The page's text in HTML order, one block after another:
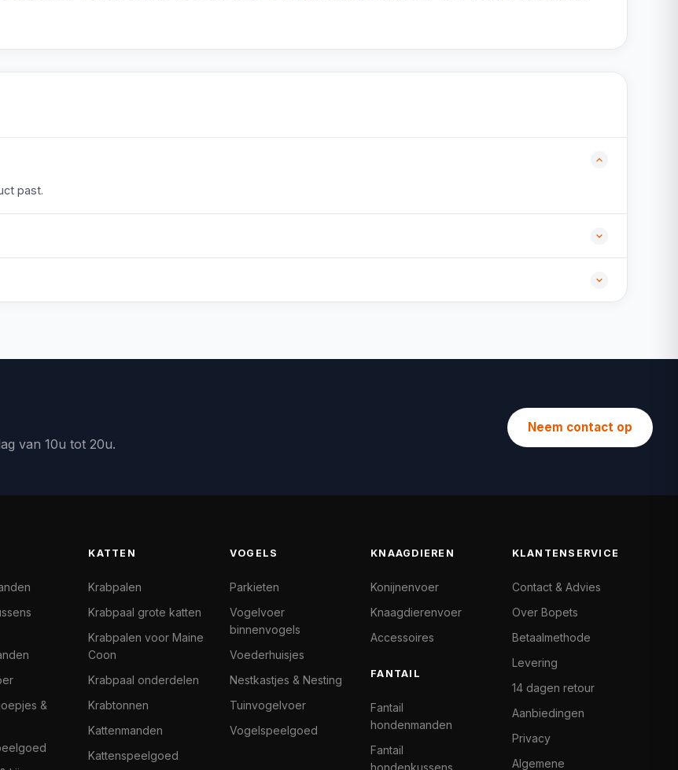
past.
van 10u tot 20u.
Neem contact op
&
KATTEN
Krabpalen
Krabpaal grote katten
Krabpalen voor Maine
Coon
Krabpaal onderdelen
Krabtonnen
Kattenmanden
Kattenspeelgoed
VOGELS
Parkieten
Vogelvoer
binnenvogels
Voederhuisjes
Nestkastjes & Nesting
Tuinvogelvoer
Vogelspeelgoed
KNAAGDIEREN
Konijnenvoer
Knaagdierenvoer
Accessoires
FANTAIL
Fantail
hondenmanden
Fantail
hondenkussens
KLANTENSERVICE
Contact & Advies
Over Bopets
Betaalmethode
Levering
14 dagen retour
Aanbiedingen
Privacy
Algemene